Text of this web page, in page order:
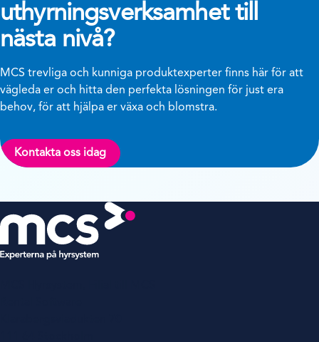
uthyrningsverksamhet till
nästa nivå?
MCS trevliga och kunniga produktexperter finns här för att
vägleda er och hitta den perfekta lösningen för just era
behov, för att hjälpa er växa och blomstra.
Kontakta oss idag